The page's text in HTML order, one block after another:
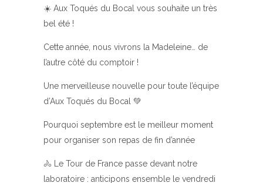
☀️ Aux Toqués du Bocal vous souhaite un très
bel été !
Cette année, nous vivrons la Madeleine… de
l’autre côté du comptoir !
Une merveilleuse nouvelle pour toute l’équipe
d’Aux Toqués du Bocal 💚
Pourquoi septembre est le meilleur moment
pour organiser son repas de fin d’année
🚴 Le Tour de France passe devant notre
laboratoire : anticipons ensemble le vendredi